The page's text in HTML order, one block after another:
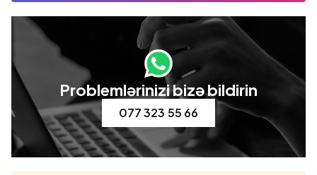
Problemlərinizi bizə bildirin
077 323 55 66